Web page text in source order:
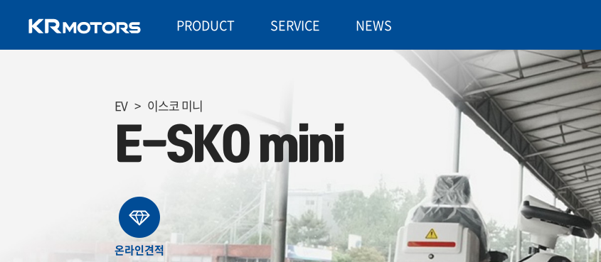
PRODUCT SERVICE NEWS
EV > 이스코 미니
E-SKO mini
온라인견적